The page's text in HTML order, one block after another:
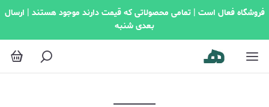
فروشگاه فعال است | تمامی محصولاتی که قیمت دارند موجود هستند | ارسال
بعدی شنبه